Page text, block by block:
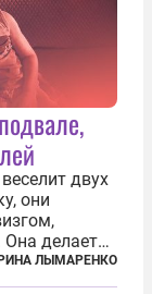
двух
они
Она делает
она
конечно,
ЛЫМАРЕНКО